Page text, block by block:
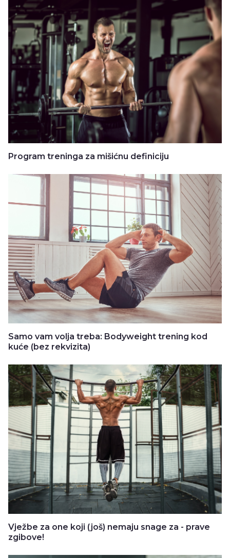
Program treninga za mišićnu definiciju
Samo vam volja treba: Bodyweight trening kod
kuće (bez rekvizita)
Vježbe za one koji (još) nemaju snage za - prave
zgibove!